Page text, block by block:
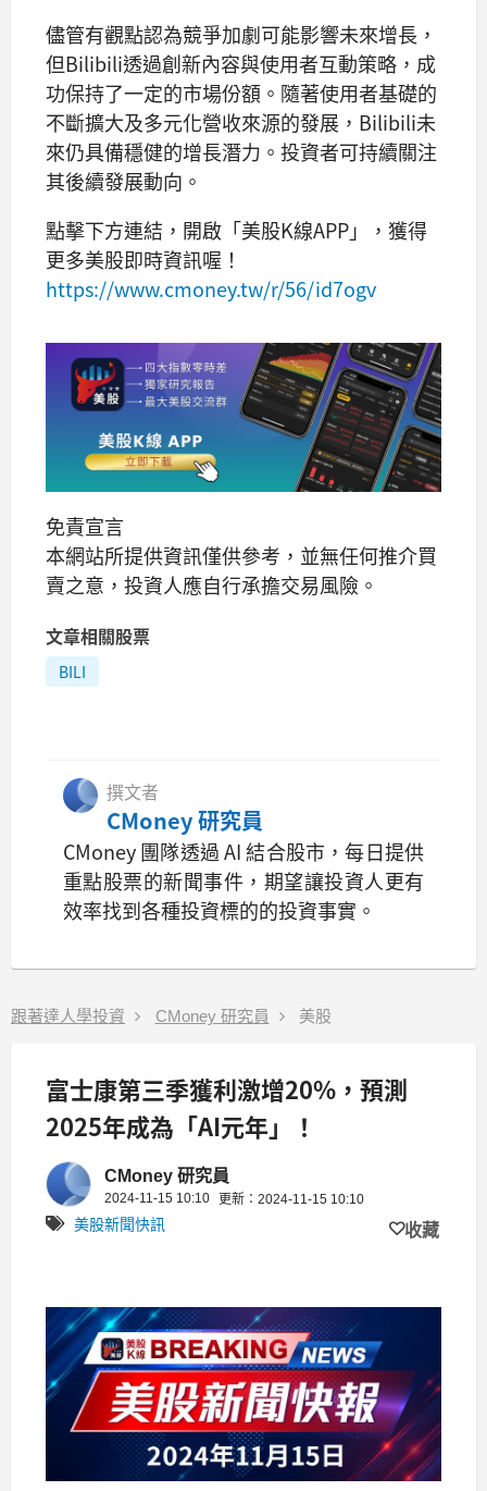
儘管有觀點認為競爭加劇可能影響未來增長，
但Bilibili透過創新內容與使用者互動策略，成
功保持了一定的市場份額。隨著使用者基礎的
不斷擴大及多元化營收來源的發展，Bilibili未
來仍具備穩健的增長潛力。投資者可持續關注
其後續發展動向。
點擊下方連結，開啟「美股K線APP」，獲得
更多美股即時資訊喔！
https://www.cmoney.tw/r/56/id7ogv
免責宣言
本網站所提供資訊僅供參考，並無任何推介買
賣之意，投資人應自行承擔交易風險。
文章相關股票
BILI
撰文者
CMoney 研究員
CMoney 團隊透過 AI 結合股市，每日提供
重點股票的新聞事件，期望讓投資人更有
效率找到各種投資標的的投資事實。
跟著達人學投資 CMoney 研究員 美股
富士康第三季獲利激增20%，預測
2025年成為「AI元年」！
CMoney 研究員
2024-11-15 10:10 更新：2024-11-15 10:10
美股新聞快訊 收藏